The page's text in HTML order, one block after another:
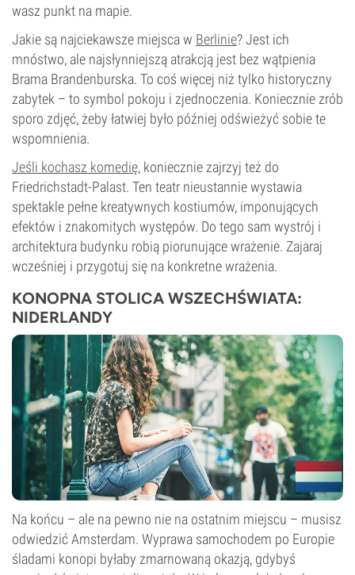
wasz punkt na mapie.
Jakie są najciekawsze miejsca w Berlinie? Jest ich
mnóstwo, ale najsłynniejszą atrakcją jest bez wątpienia
Brama Brandenburska. To coś więcej niż tylko historyczny
zabytek – to symbol pokoju i zjednoczenia. Koniecznie zrób
sporo zdjęć, żeby łatwiej było później odświeżyć sobie te
wspomnienia.
Jeśli kochasz komedię, koniecznie zajrzyj też do
Friedrichstadt-Palast. Ten teatr nieustannie wystawia
spektakle pełne kreatywnych kostiumów, imponujących
efektów i znakomitych występów. Do tego sam wystrój i
architektura budynku robią piorunujące wrażenie. Zajaraj
wcześniej i przygotuj się na konkretne wrażenia.
KONOPNA STOLICA WSZECHŚWIATA:
NIDERLANDY
Na końcu – ale na pewno nie na ostatnim miejscu – musisz
odwiedzić Amsterdam. Wyprawa samochodem po Europie
śladami konopi byłaby zmarnowaną okazją, gdybyś